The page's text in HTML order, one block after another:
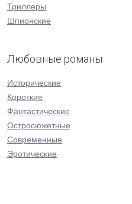
Триллеры
Шпионские
Любовные романы
Исторические
Короткие
Фантастические
Остросюжетные
Современные
Эротические